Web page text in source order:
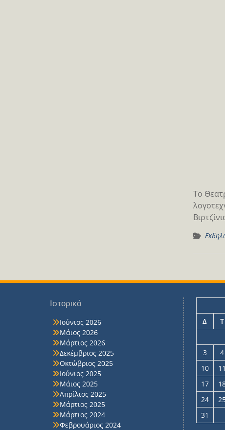
Το
Ιστορικό
Ιούνιος 2026
Μάιος 2026
Μάρτιος 2026
Δεκέμβριος 2025
Οκτώβριος 2025
Ιούνιος 2025
Μάιος 2025
Απρίλιος 2025
Μάρτιος 2025
Μάρτιος 2024
Φεβρουάριος 2024
Δ
Τ
3
4
10
11
17
24
31